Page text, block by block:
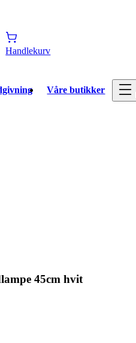
Handlekurv
Våre butikker
45cm hvit